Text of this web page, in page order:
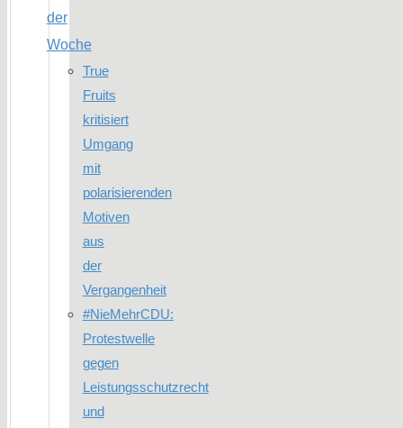
der
Woche
True
Fruits
kritisiert
Umgang
mit
polarisierenden
Motiven
aus
der
Vergangenheit
#NieMehrCDU:
Protestwelle
gegen
Leistungsschutzrecht
und